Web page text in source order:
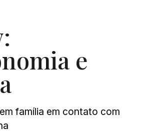
e
família em contato com